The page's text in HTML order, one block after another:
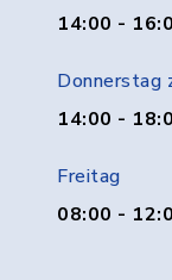
14:00 -
Donnerstag
14:00 -
Freitag
08:00 -